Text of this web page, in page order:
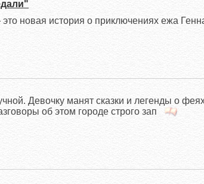
новая история о приключениях ежа
Девочку манят сказки и легенды о
об этом городе строго зап